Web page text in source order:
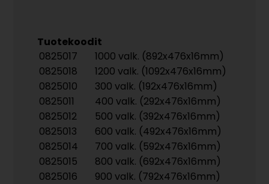
Tuotekoodit
0825017
1000 valk. (892x476x16mm)
0825018
1200 valk. (1092x476x16mm)
0825010
300 valk. (192x476x16mm)
0825011
400 valk. (292x476x16mm)
0825012
500 valk. (392x476x16mm)
0825013
600 valk. (492x476x16mm)
0825014
700 valk. (592x476x16mm)
0825015
800 valk. (692x476x16mm)
0825016
900 valk. (792x476x16mm)